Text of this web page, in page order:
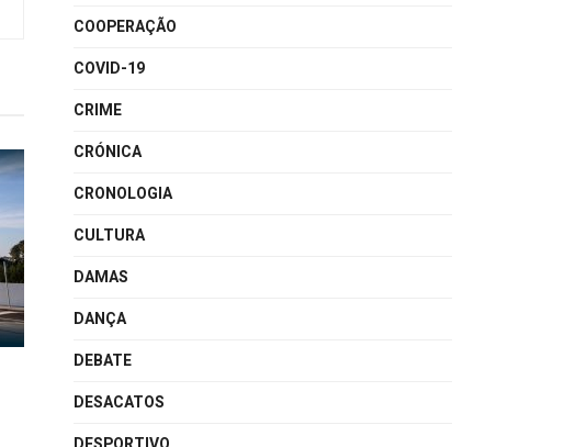
COOPERAÇÃO
COVID-19
CRIME
CRÓNICA
CRONOLOGIA
CULTURA
DAMAS
DANÇA
DEBATE
DESACATOS